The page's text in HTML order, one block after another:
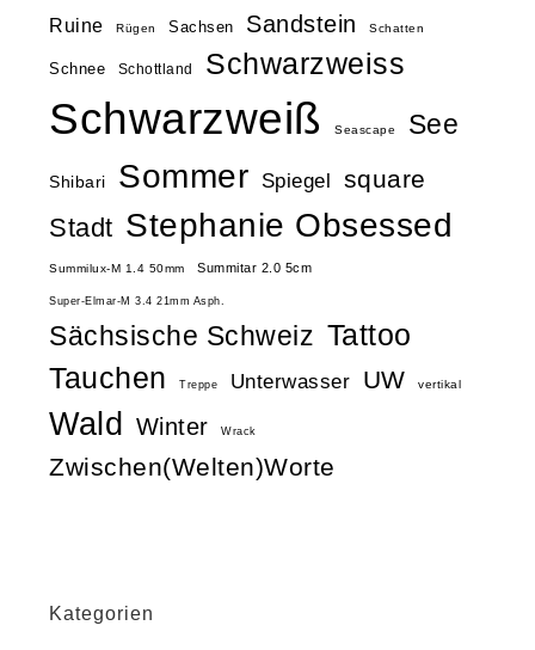
Ruine Rügen Sachsen Sandstein Schatten
Schnee Schottland Schwarzweiss
Schwarzweiß Seascape See
Shibari Sommer Spiegel square
Stadt Stephanie Obsessed
Summilux-M 1.4 50mm Summitar 2.0 5cm
Super-Elmar-M 3.4 21mm Asph.
Sächsische Schweiz Tattoo
Tauchen
Treppe Unterwasser UW vertikal
Wald Winter Wrack
Zwischen(Welten)Worte
Kategorien